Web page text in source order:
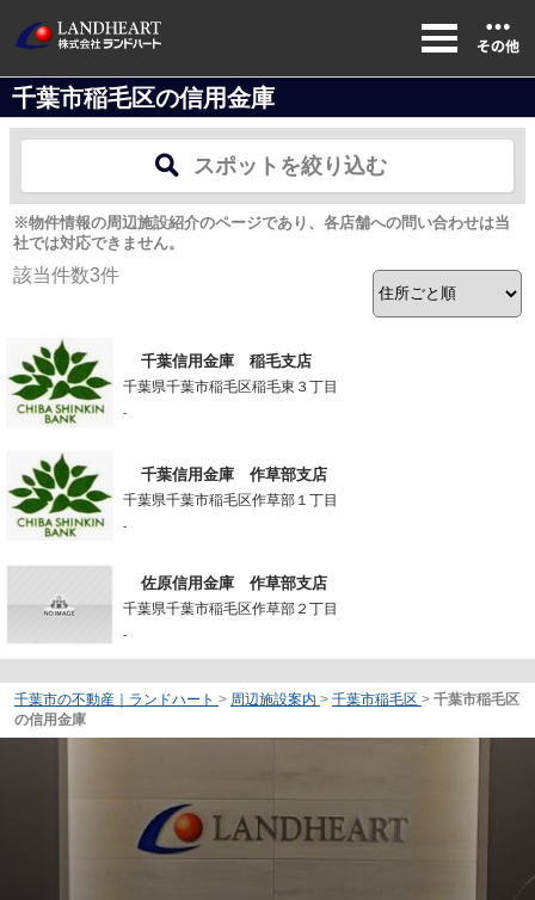
千葉市稲毛区の信用金庫
スポットを絞り込む
※物件情報の周辺施設紹介のページであり、各店舗への問い合わせは当
社では対応できません。
該当件数3件
千葉信用金庫 稲毛支店
千葉県千葉市稲毛区稲毛東３丁目
-
千葉信用金庫 作草部支店
千葉県千葉市稲毛区作草部１丁目
-
佐原信用金庫 作草部支店
千葉県千葉市稲毛区作草部２丁目
-
千葉市の不動産｜ランドハート > 周辺施設案内 > 千葉市稲毛区 > 千葉市稲毛区
の信用金庫